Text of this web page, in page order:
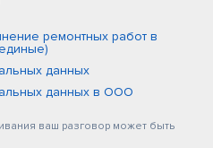
ремонтных работ в
данных
данных в ООО
ваш разговор может быть